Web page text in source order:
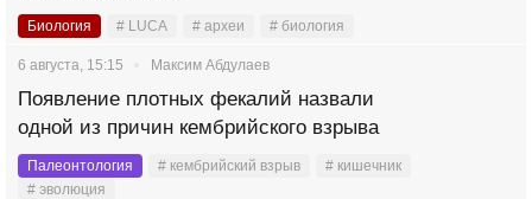
Биология # LUCA # археи # биология
6 августа, 15:15 Максим Абдулаев
Появление плотных фекалий назвали
одной из причин кембрийского взрыва
Палеонтология # кембрийский взрыв
# кишечник
# эволюция